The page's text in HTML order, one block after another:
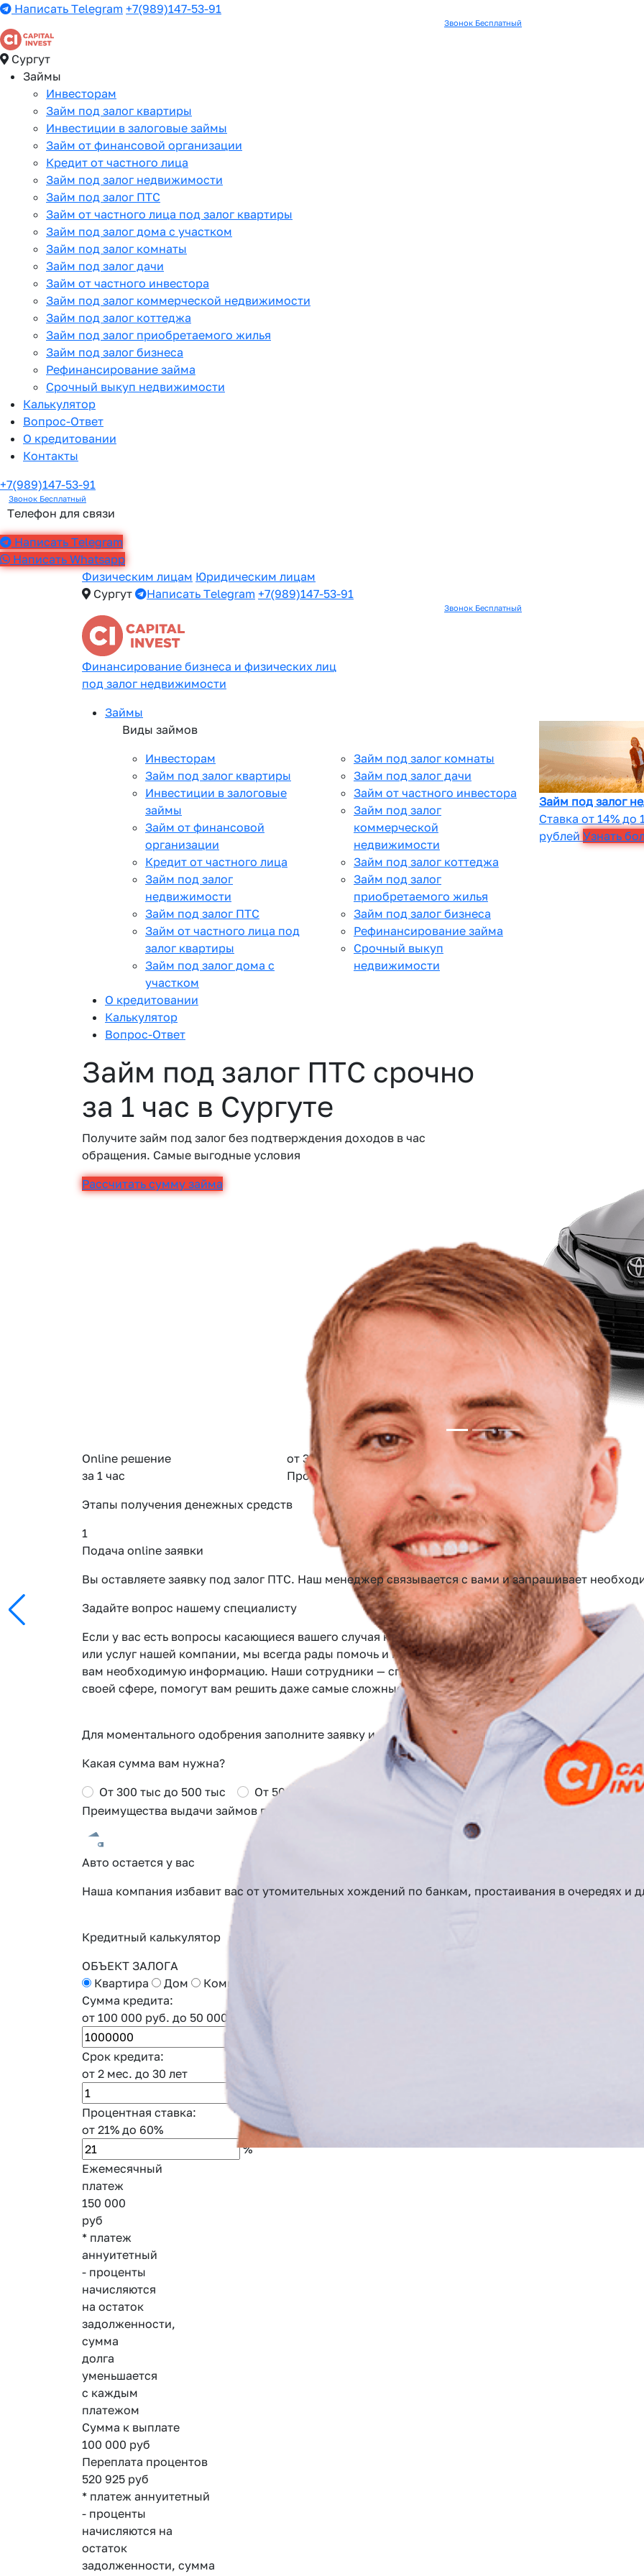
Написать Telegram +7(989)147-53-91
Звонок Бесплатный
Сургут
Займы
Инвесторам
Займ под залог квартиры
Инвестиции в залоговые займы
Займ от финансовой организации
Кредит от частного лица
Займ под залог недвижимости
Займ под залог ПТС
Займ от частного лица под залог квартиры
Займ под залог дома с участком
Займ под залог комнаты
Займ под залог дачи
Займ от частного инвестора
Займ под залог коммерческой недвижимости
Займ под залог коттеджа
Займ под залог приобретаемого жилья
Займ под залог бизнеса
Рефинансирование займа
Срочный выкуп недвижимости
Калькулятор
Вопрос-Ответ
О кредитовании
Контакты
+7(989)147-53-91
Звонок Бесплатный
Телефон для связи
Написать Telegram
Написать Whatsapp
Физическим лицам Юридическим лицам
Сургут
Написать Telegram +7(989)147-53-91
Звонок Бесплатный
Финансирование бизнеса и физических лиц
под залог недвижимости
Займы
Виды займов
Инвесторам
Займ под залог квартиры
Инвестиции в залоговые
займы
Займ от финансовой
организации
Кредит от частного лица
Займ под залог
недвижимости
Займ под залог ПТС
Займ от частного лица под
залог квартиры
Займ под залог дома с
участком
Займ под залог комнаты
Займ под залог дачи
Займ от частного инвестора
Займ под залог
коммерческой
недвижимости
Займ под залог коттеджа
Займ под залог
приобретаемого жилья
Займ под залог бизнеса
Рефинансирование займа
Срочный выкуп
недвижимости
Займ под залог
Ставка от 14% до
рублей Узнать
О кредитовании
Калькулятор
Вопрос-Ответ
Займ под залог ПТС срочно
за 1 час в Сургуте
Получите займ под залог без подтверждения доходов в час
обращения. Самые выгодные условия
Рассчитать сумму займа
Online решение
за 1 час
от 3%
Процентная ставка
до 24 месяцев
Срок кредитования
Этапы получения денежных средств
1
Подача online заявки
Вы оставляете заявку под залог ПТС. Наш менеджер связывается с вами и запрашивает
Задайте вопрос нашему специалисту
Если у вас есть вопросы касающиеся вашего случая кредитования
или услуг нашей компании, мы всегда рады помочь и предоставить
вам необходимую информацию. Наши сотрудники — специалисты в
своей сфере, помогут вам решить даже самые сложные задачи.
Для моментального одобрения заполните заявку и получите Сash Back от 0.5 до 2% от суммы
Какая сумма вам нужна?
От 300 тыс до 500 тыс
От 500 тыс до 900 тыс От 900 тыс до 1.5 млн
От 1.5 млн до
Преимущества выдачи займов под залог авто и ПТС
Авто остается у вас
Наша компания избавит вас от утомительных хождений по банкам, простаивания в очередях и
Кредитный калькулятор
ОБЪЕКТ ЗАЛОГА
Квартира
Дом
Коммерческая недвижимость
Сумма кредита:
от 100 000 руб. до 50 000 000 руб.
Срок кредита:
от 2 мес. до 30 лет
год
Процентная ставка:
от 21% до 60%
%
Ежемесячный
платеж
150 000
руб
* платеж
аннуитетный
- проценты
начисляются
на остаток
задолженности,
сумма
долга
уменьшается
с каждым
платежом
Сумма к выплате
100 000 руб
Переплата процентов
520 925 руб
* платеж аннуитетный
- проценты
начисляются на
остаток
задолженности, сумма